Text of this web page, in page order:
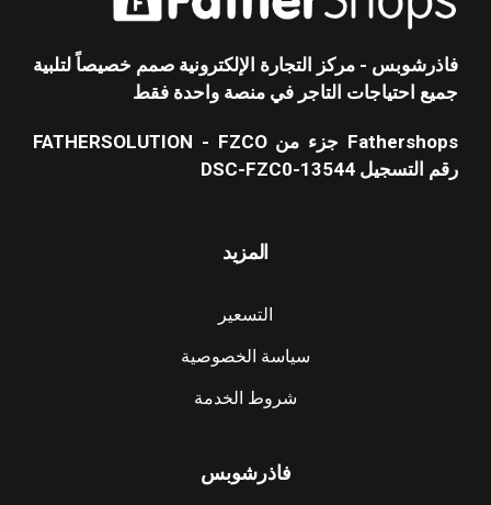
فاذرشوبس - مركز التجارة الإلكترونية صمم خصيصاً لتلبية
جميع احتياجات التاجر في منصة واحدة فقط
Fathershops جزء من FATHERSOLUTION - FZCO
رقم التسجيل DSC-FZC0-13544
المزيد
التسعير
سياسة الخصوصية
شروط الخدمة
فاذرشوبس